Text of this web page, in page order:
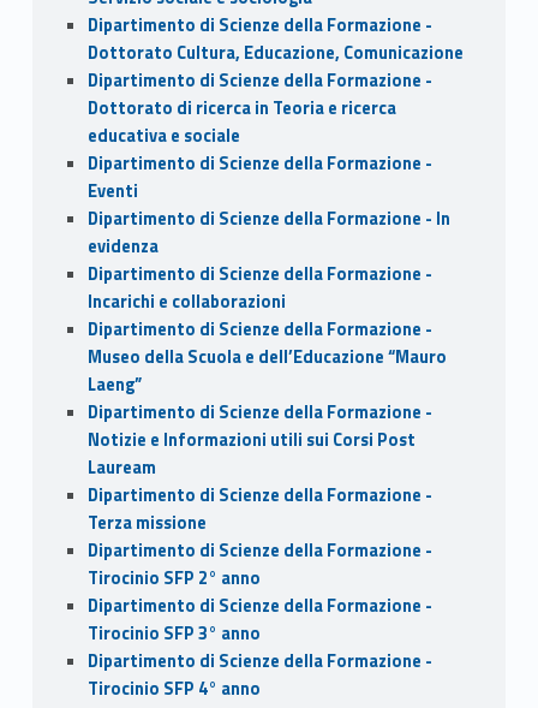
Dipartimento di Scienze della Formazione -
Dottorato Cultura, Educazione, Comunicazione
Dipartimento di Scienze della Formazione -
Dottorato di ricerca in Teoria e ricerca
educativa e sociale
Dipartimento di Scienze della Formazione -
Eventi
Dipartimento di Scienze della Formazione - In
evidenza
Dipartimento di Scienze della Formazione -
Incarichi e collaborazioni
Dipartimento di Scienze della Formazione -
Museo della Scuola e dell’Educazione “Mauro
Laeng”
Dipartimento di Scienze della Formazione -
Notizie e Informazioni utili sui Corsi Post
Lauream
Dipartimento di Scienze della Formazione -
Terza missione
Dipartimento di Scienze della Formazione -
Tirocinio SFP 2° anno
Dipartimento di Scienze della Formazione -
Tirocinio SFP 3° anno
Dipartimento di Scienze della Formazione -
Tirocinio SFP 4° anno